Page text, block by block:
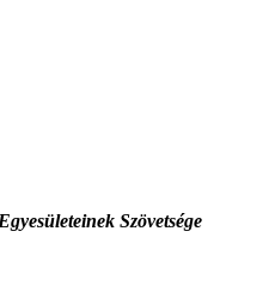
Szövetsége